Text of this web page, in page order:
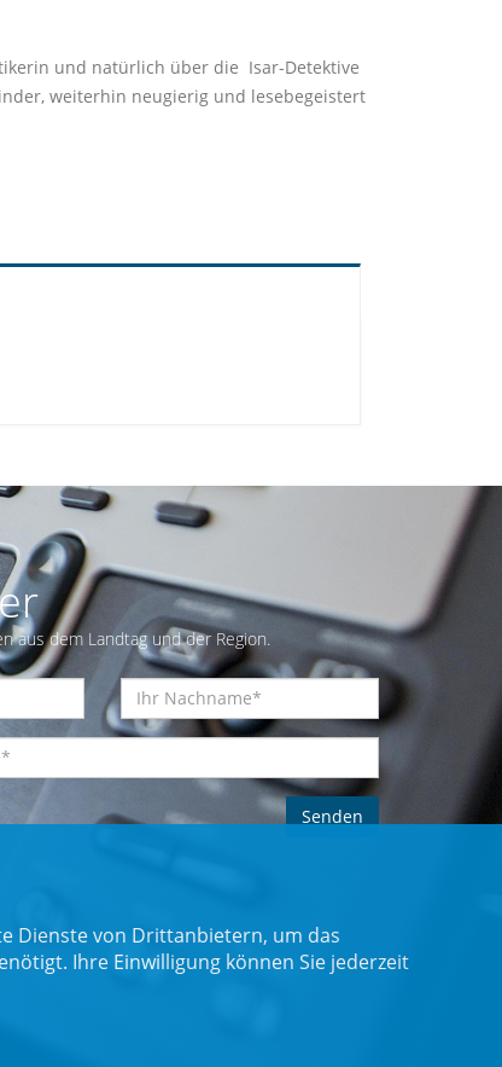
und natürlich über die Isar-Detektive
weiterhin neugierig und lesebegeistert
aus dem Landtag und der Region.
Dienste von Drittanbietern, um das
Ihre Einwilligung können Sie jederzeit